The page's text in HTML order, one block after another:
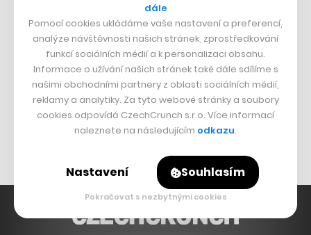
Francouzský šéfkuchař na Šumavě
Dva golfisti, co pečou
DESIGN
Bomma není tichá
Originální hodinky
Nábytek z betonu
dále
Pomocí cookies ukládáme vaše nastavení a preferencí,
analýze návštěvnosti našich stránek, zprostředkování
funkcí sociálních médií a k personalizaci obsahu.
Informace o užívání našich stránek také dále sdílíme s
našimi obchodními partnery z oblasti sociálních médií,
reklamy a analytiky. Za tyto webové stránky a soubory
cookies odpovídá CzechCrunch s.r.o. Více informací
naleznete na následujícím odkazu.
Nastavení Souhlasím
Pokračovat s nezbytnými cookies